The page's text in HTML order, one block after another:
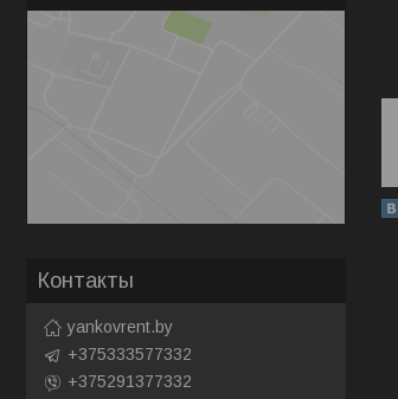
Контакты
yankovrent.by
+375333577332
+375291377332